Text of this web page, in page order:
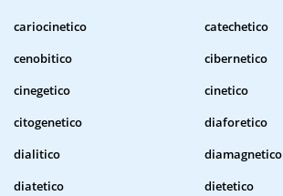
cariocinetico
catechetico
cenobitico
cibernetico
cinegetico
cinetico
citogenetico
diaforetico
dialitico
diamagnetico
diatetico
dietetico